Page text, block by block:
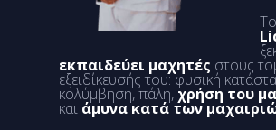
Το
εκπαιδεύει μαχητές στους
εξειδίκευσής του: φυσική
κολύμβηση, πάλη, χρήση του
και άμυνα κατά των